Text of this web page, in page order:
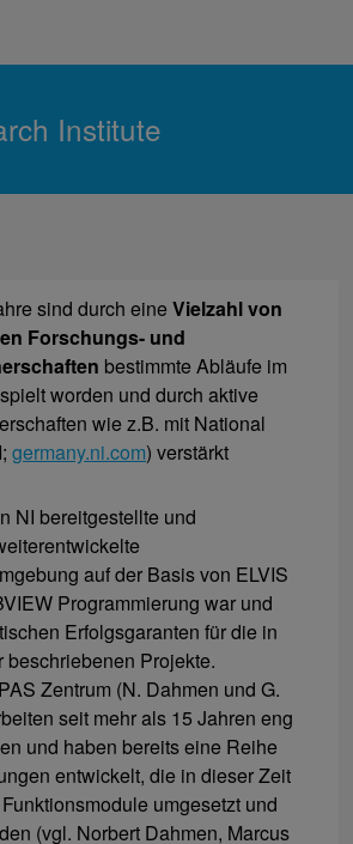
Institute
sind durch eine Vielzahl von
Forschungs- und
bestimmte Abläufe im
worden und durch aktive
wie z.B. mit National
germany.ni.com) verstärkt
NI bereitgestellte und
auf der Basis von ELVIS
Programmierung war und
Erfolgsgaranten für die in
beschriebenen Projekte.
Zentrum (N. Dahmen und G.
seit mehr als 15 Jahren eng
und haben bereits eine Reihe
entwickelt, die in dieser Zeit
umgesetzt und
(vgl. Norbert Dahmen, Marcus